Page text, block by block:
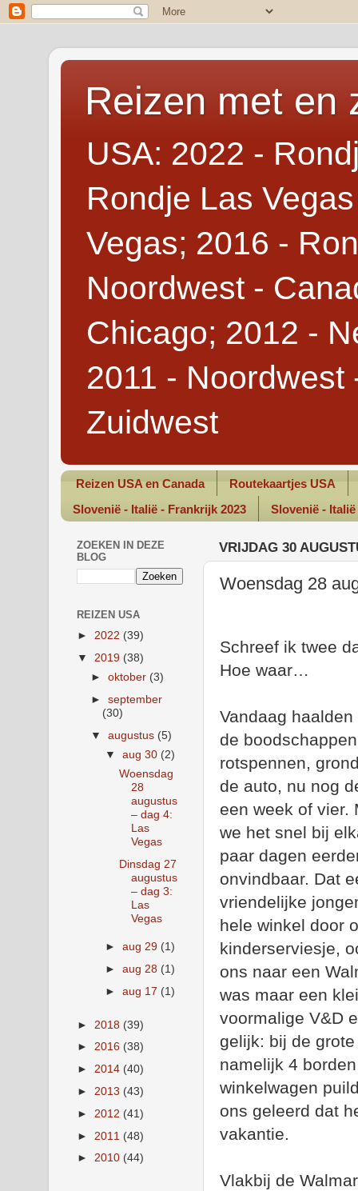
Reizen met en
USA: 2022 -
Rondje Las
Vegas; 2016 -
Noordwest -
Chicago; 2012 -
2011 - Noordwest
Zuidwest
Reizen USA en Canada
Routekaartjes USA
Slovenië - Italië - Frankrijk 2023
Slovenië -
VRIJDAG 30
Woensdag 28
Schreef ik twee
Hoe waar…
Vandaag
de
rotspennen,
de auto, nu nog
een week of vier.
we het snel bij
paar dagen
onvindbaar. Dat
vriendelijke
hele winkel door
kinderserviesje,
ons naar een
was maar een
voormalige V&D
gelijk: bij de
namelijk 4
winkelwagen
ons geleerd dat
vakantie.
Vlakbij de
ZOEKEN IN DEZE
BLOG
REIZEN USA
► 2022 (39)
▼ 2019 (38)
►oktober (3)
►september
(30)
▼augustus (5)
▼ aug 30 (2)
Woensdag
28
augustus
– dag 4:
Las
Vegas
Dinsdag 27
augustus
– dag 3:
Las
Vegas
► aug 29 (1)
► aug 28 (1)
► aug 17 (1)
► 2018 (39)
► 2016 (38)
► 2014 (40)
► 2013 (43)
► 2012 (41)
► 2011 (48)
► 2010 (44)